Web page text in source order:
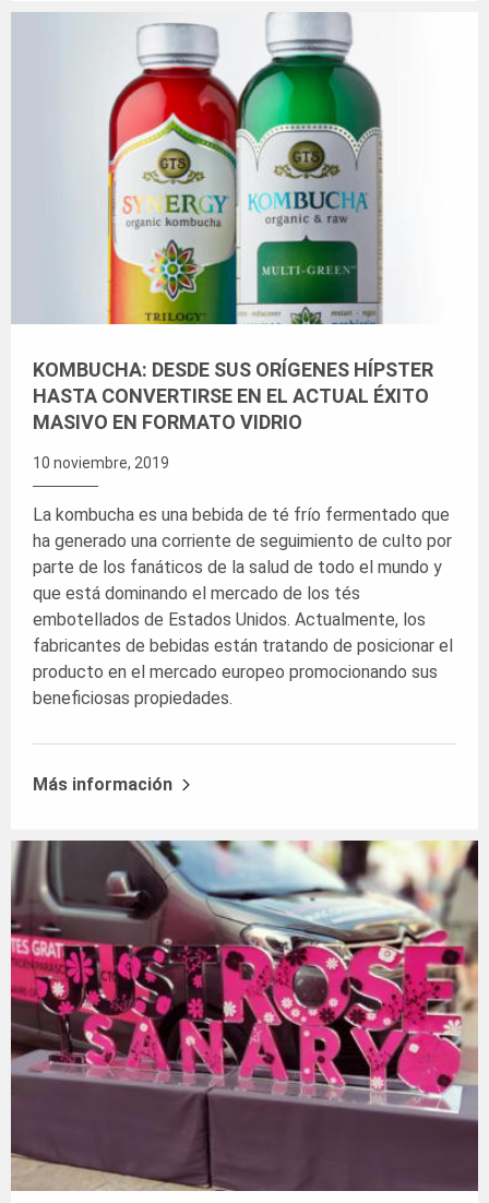
KOMBUCHA: DESDE SUS ORÍGENES HÍPSTER
HASTA CONVERTIRSE EN EL ACTUAL ÉXITO
MASIVO EN FORMATO VIDRIO
10 noviembre, 2019
La kombucha es una bebida de té frío fermentado que
ha generado una corriente de seguimiento de culto por
parte de los fanáticos de la salud de todo el mundo y
que está dominando el mercado de los tés
embotellados de Estados Unidos. Actualmente, los
fabricantes de bebidas están tratando de posicionar el
producto en el mercado europeo promocionando sus
beneficiosas propiedades.
Más información